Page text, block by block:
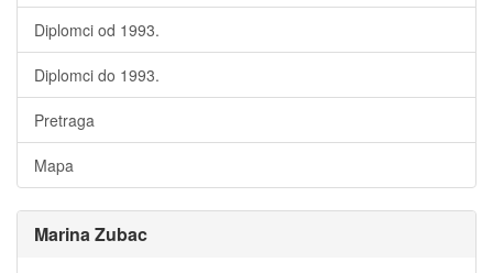
Diplomci od 1993.
Diplomci do 1993.
Pretraga
Mapa
Marina Zubac